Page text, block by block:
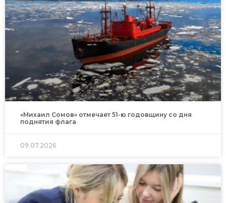
«Михаил Сомов» отмечает 51-ю годовщину со дня
поднятия флага
09.07.2026